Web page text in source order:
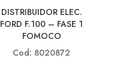
DISTRIBUIDOR ELEC.
FORD F.100 – FASE 1
FOMOCO
Cod: 8020872